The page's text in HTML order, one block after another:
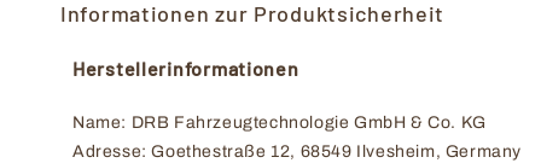
Informationen zur Produktsicherheit
Herstellerinformationen
Name: DRB Fahrzeugtechnologie GmbH & Co. KG
Adresse: Goethestraße 12, 68549 Ilvesheim, Germany